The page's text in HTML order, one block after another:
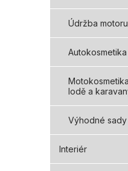
Údržba motoru
lodě a
Výhodné sady
Interiér